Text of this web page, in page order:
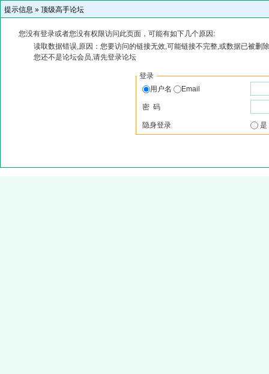
提示信息 » 顶级高手论坛
您没有登录或者您没有权限访问此页面，可能有如下几个原因:
读取数据错误,原因：您要访问的链接无效,可能链接不完整,或数据已被删
您还不是论坛会员,请先登录论坛
登录
用户名
Email
密 码
隐身登录